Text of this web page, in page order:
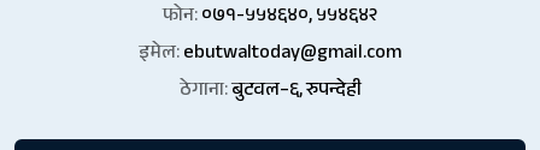
फोन:०७१-५५४६४०, ५५४६४२
इमेल:ebutwaltoday@gmail.com
ठेगाना:बुटवल–६, रुपन्देही